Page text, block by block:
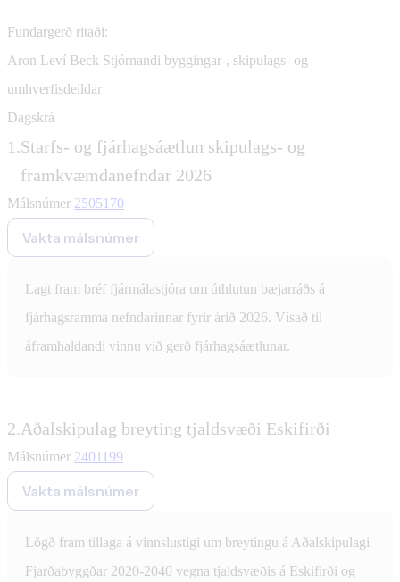
Fundargerð ritaði:
Aron Leví Beck Stjórnandi byggingar-, skipulags- og
umhverfisdeildar
Dagskrá
1.Starfs- og fjárhagsáætlun skipulags- og
framkvæmdanefndar 2026
Málsnúmer 2505170
Vakta málsnúmer
Lagt fram bréf fjármálastjóra um úthlutun bæjarráðs á
fjárhagsramma nefndarinnar fyrir árið 2026. Vísað til
áframhaldandi vinnu við gerð fjárhagsáætlunar.
2.Aðalskipulag breyting tjaldsvæði Eskifirði
Málsnúmer 2401199
Vakta málsnúmer
Lögð fram tillaga á vinnslustigi um breytingu á Aðalskipulagi
Fjarðabyggðar 2020-2040 vegna tjaldsvæðis á Eskifirði og